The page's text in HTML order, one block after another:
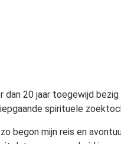
dan 20 jaar toegewijd
spirituele
begon mijn reis en